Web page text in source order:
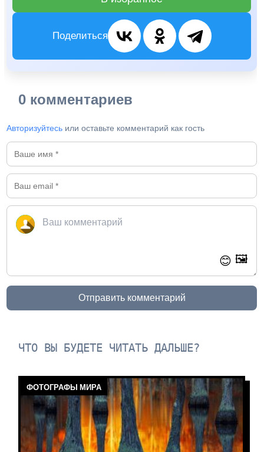
Поделиться
0 комментариев
Авторизуйтесь или оставьте комментарий как гость
😊 🖼️
Отправить комментарий
ЧТО ВЫ БУДЕТЕ ЧИТАТЬ ДАЛЬШЕ?
ФОТОГРАФЫ МИРА